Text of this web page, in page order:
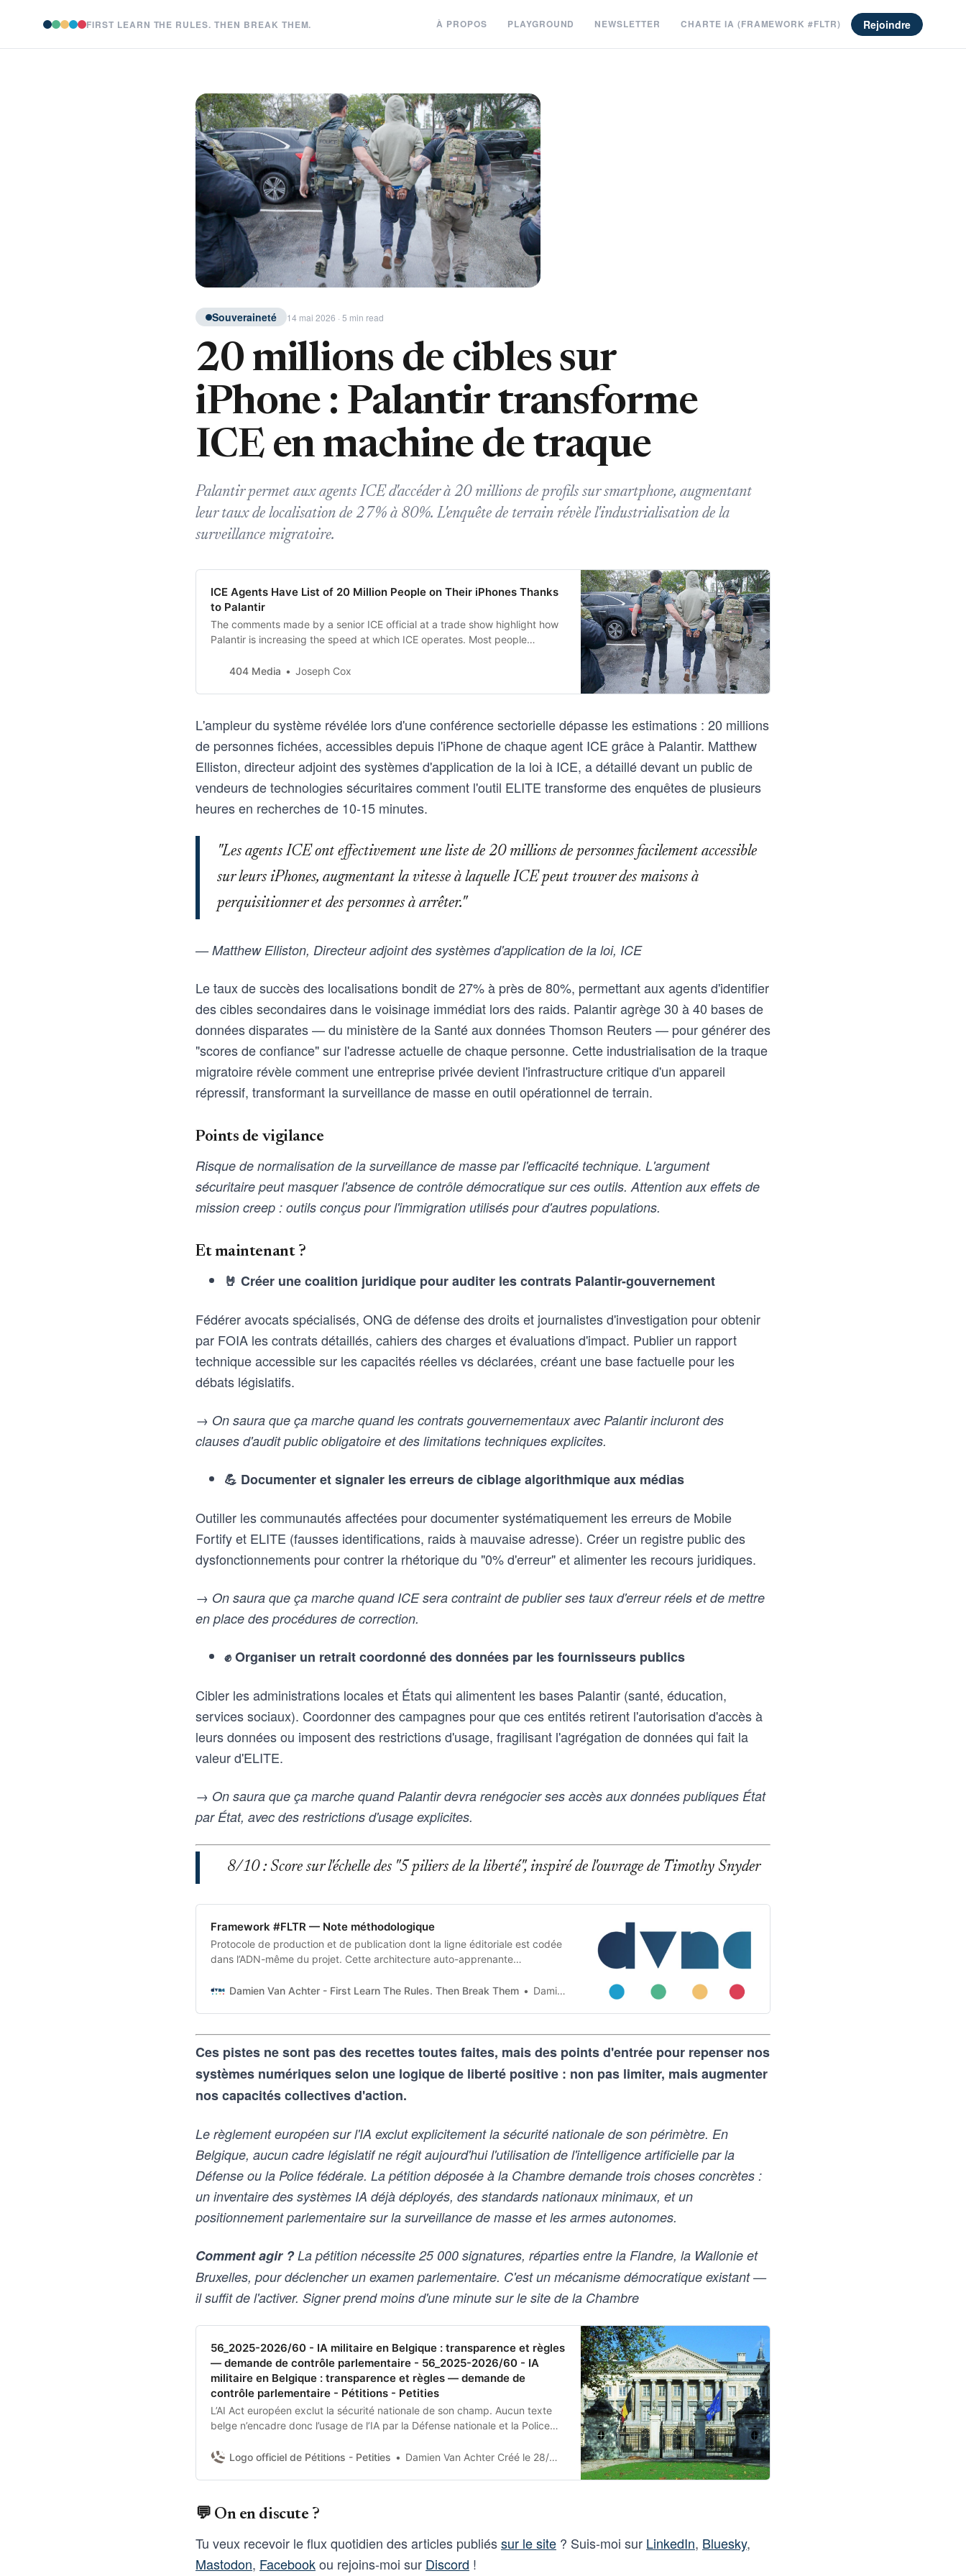
FIRST LEARN THE RULES. THEN BREAK THEM. À PROPOS PLAYGROUND NEWSLETTER CHARTE IA (FRAMEWORK #FLTR) Rejoindre
Souveraineté 14 mai 2026 · 5 min read
20 millions de cibles sur
iPhone : Palantir transforme
ICE en machine de traque
Palantir permet aux agents ICE d'accéder à 20 millions de profils sur smartphone, augmentant
leur taux de localisation de 27% à 80%. L'enquête de terrain révèle l'industrialisation de la
surveillance migratoire.
ICE Agents Have List of 20 Million People on Their iPhones Thanks
to Palantir
The comments made by a senior ICE official at a trade show highlight how
Palantir is increasing the speed at which ICE operates. Most people
404 Media
Joseph Cox
L'ampleur du système révélée lors d'une conférence sectorielle dépasse les estimations : 20 millions
de personnes fichées, accessibles depuis l'iPhone de chaque agent ICE grâce à Palantir. Matthew
Elliston, directeur adjoint des systèmes d'application de la loi à ICE, a détaillé devant un public de
vendeurs de technologies sécuritaires comment l'outil ELITE transforme des enquêtes de plusieurs
heures en recherches de 10-15 minutes.
"Les agents ICE ont effectivement une liste de 20 millions de personnes facilement accessible
sur leurs iPhones, augmentant la vitesse à laquelle ICE peut trouver des maisons à
perquisitionner et des personnes à arrêter."
— Matthew Elliston, Directeur adjoint des systèmes d'application de la loi, ICE
Le taux de succès des localisations bondit de 27% à près de 80%, permettant aux agents d'identifier
des cibles secondaires dans le voisinage immédiat lors des raids. Palantir agrège 30 à 40 bases de
données disparates — du ministère de la Santé aux données Thomson Reuters — pour générer des
"scores de confiance" sur l'adresse actuelle de chaque personne. Cette industrialisation de la traque
migratoire révèle comment une entreprise privée devient l'infrastructure critique d'un appareil
répressif, transformant la surveillance de masse en outil opérationnel de terrain.
Points de vigilance
Risque de normalisation de la surveillance de masse par l'efficacité technique. L'argument
sécuritaire peut masquer l'absence de contrôle démocratique sur ces outils. Attention aux effets de
mission creep : outils conçus pour l'immigration utilisés pour d'autres populations.
Et maintenant ?
🤘 Créer une coalition juridique pour auditer les contrats Palantir-gouvernement
Fédérer avocats spécialisés, ONG de défense des droits et journalistes d'investigation pour obtenir
par FOIA les contrats détaillés, cahiers des charges et évaluations d'impact. Publier un rapport
technique accessible sur les capacités réelles vs déclarées, créant une base factuelle pour les
débats législatifs.
→ On saura que ça marche quand les contrats gouvernementaux avec Palantir incluront des
clauses d'audit public obligatoire et des limitations techniques explicites.
💪 Documenter et signaler les erreurs de ciblage algorithmique aux médias
Outiller les communautés affectées pour documenter systématiquement les erreurs de Mobile
Fortify et ELITE (fausses identifications, raids à mauvaise adresse). Créer un registre public des
dysfonctionnements pour contrer la rhétorique du "0% d'erreur" et alimenter les recours juridiques.
→ On saura que ça marche quand ICE sera contraint de publier ses taux d'erreur réels et de mettre
en place des procédures de correction.
✊ Organiser un retrait coordonné des données par les fournisseurs publics
Cibler les administrations locales et États qui alimentent les bases Palantir (santé, éducation,
services sociaux). Coordonner des campagnes pour que ces entités retirent l'autorisation d'accès à
leurs données ou imposent des restrictions d'usage, fragilisant l'agrégation de données qui fait la
valeur d'ELITE.
→ On saura que ça marche quand Palantir devra renégocier ses accès aux données publiques État
par État, avec des restrictions d'usage explicites.
8/10 : Score sur l'échelle des "5 piliers de la liberté", inspiré de l'ouvrage de Timothy Snyder
Framework #FLTR — Note méthodologique
Protocole de production et de publication dont la ligne éditoriale est codée
dans l’ADN-même du projet. Cette architecture auto-apprenante
aux outils d’intelligence artificielle qu’aux humains qui les entrainent, et
Damien Van Achter - First Learn The Rules. Then Break Them Damien Van Achter
Ces pistes ne sont pas des recettes toutes faites, mais des points d'entrée pour repenser nos
systèmes numériques selon une logique de liberté positive : non pas limiter, mais augmenter
nos capacités collectives d'action.
Le règlement européen sur l'IA exclut explicitement la sécurité nationale de son périmètre. En
Belgique, aucun cadre législatif ne régit aujourd'hui l'utilisation de l'intelligence artificielle par la
Défense ou la Police fédérale. La pétition déposée à la Chambre demande trois choses concrètes :
un inventaire des systèmes IA déjà déployés, des standards nationaux minimaux, et un
positionnement parlementaire sur la surveillance de masse et les armes autonomes.
Comment agir ?La pétition nécessite 25 000 signatures, réparties entre la Flandre, la Wallonie et
Bruxelles, pour déclencher un examen parlementaire. C'est un mécanisme démocratique existant —
il suffit de l'activer. Signer prend moins d'une minute sur le site de la Chambre
56_2025-2026/60 - IA militaire en Belgique : transparence et règles
— demande de contrôle parlementaire - 56_2025-2026/60 - IA
militaire en Belgique : transparence et règles — demande de
contrôle parlementaire - Pétitions - Petities
L’AI Act européen exclut la sécurité nationale de son champ. Aucun texte
belge n’encadre donc l’usage de l’IA par la Défense nationale et la Police
obtenir du gouvernement un état des lieux des systèmes IA déployés et de
Logo officiel de Pétitions - Petities Damien Van Achter Créé le 28/02/2026
💬 On en discute ?
Tu veux recevoir le flux quotidien des articles publiéssur le site ? Suis-moi sur LinkedIn, Bluesky,
Mastodon, Facebookou rejoins-moi sur Discord !